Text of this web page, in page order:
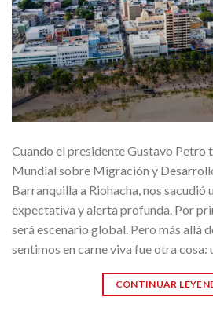
Cuando el presidente Gustavo Petro
Mundial sobre Migración y
Barranquilla a Riohacha, nos sacudió
expectativa y alerta profunda. Por
será escenario global. Pero más allá
sentimos en carne viva fue otra
CONTINUAR